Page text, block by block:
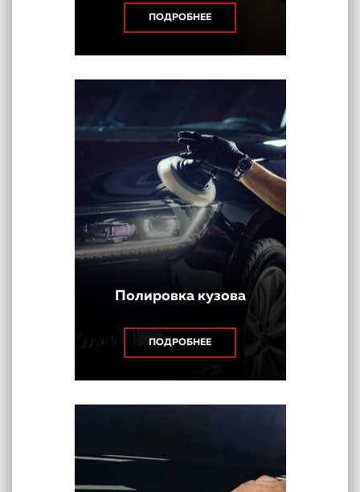
ПОДРОБНЕЕ
Полировка кузова
ПОДРОБНЕЕ